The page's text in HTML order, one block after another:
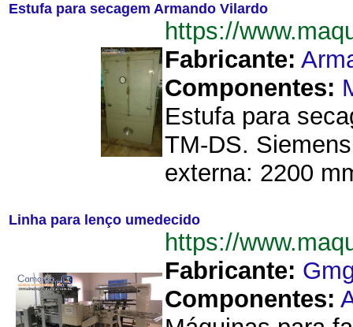
Estufa para secagem Armando Vilardo
https://
Fabricante:
Componentes:
Estufa para
TM-DS.
externa: 2200
Linha para lenço umedecido
https://
Fabricante:
Componentes: